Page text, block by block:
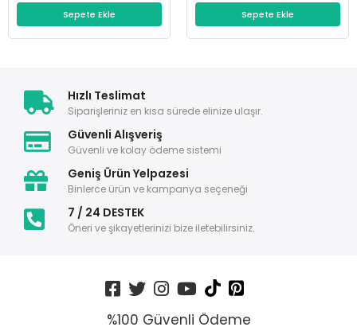
Sepete Ekle Sepete Ekle
Hızlı Teslimat
Siparişleriniz en kısa sürede elinize ulaşır.
Güvenli Alışveriş
Güvenli ve kolay ödeme sistemi
Geniş Ürün Yelpazesi
Binlerce ürün ve kampanya seçeneği
7 / 24 DESTEK
Öneri ve şikayetlerinizi bize iletebilirsiniz.
%100 Güvenli Ödeme